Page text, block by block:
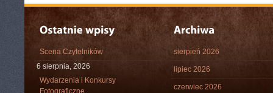
Scena Czytelników
6 sierpnia, 2026
Wydarzenia i Konkursy
Fotograficzne
sierpień 2026
lipiec 2026
czerwiec 2026